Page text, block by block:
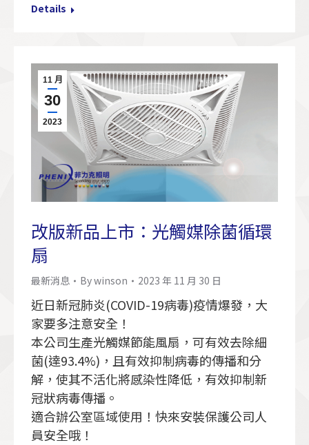
Details
11 月
30
2023
改版新品上市：光觸媒除菌循環
扇
最新消息 Bywinson 2023 年 11 月 30 日
近日新冠肺炎(COVID-19病毒)疫情爆發，大
家要多注意安全！
本公司生產光觸媒節能風扇，可有效去除細
菌(達93.4%)，且有效抑制病毒的傳播和分
解，使其不活化將感染性降低，有效抑制新
冠狀病毒傳播。
適合辦公室區域使用！快來安裝保護公司人
員安全哦！